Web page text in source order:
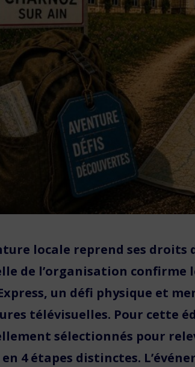
locale reprend ses
de l’organisation confirme
un défi physique et
télévisuelles. Pour cette
sélectionnés pour
4 étapes distinctes.